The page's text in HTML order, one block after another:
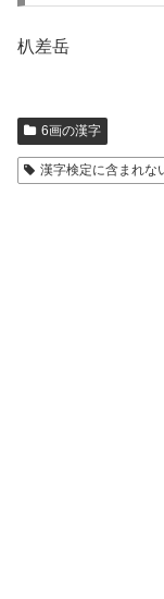
朳差岳
6画の漢字
漢字検定に含まれな